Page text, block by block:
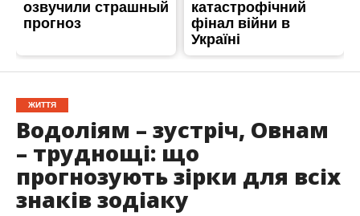
ЖИТТЯ
Водоліям – зустріч, Овнам
– труднощі: що
прогнозують зірки для всіх
знаків зодіаку